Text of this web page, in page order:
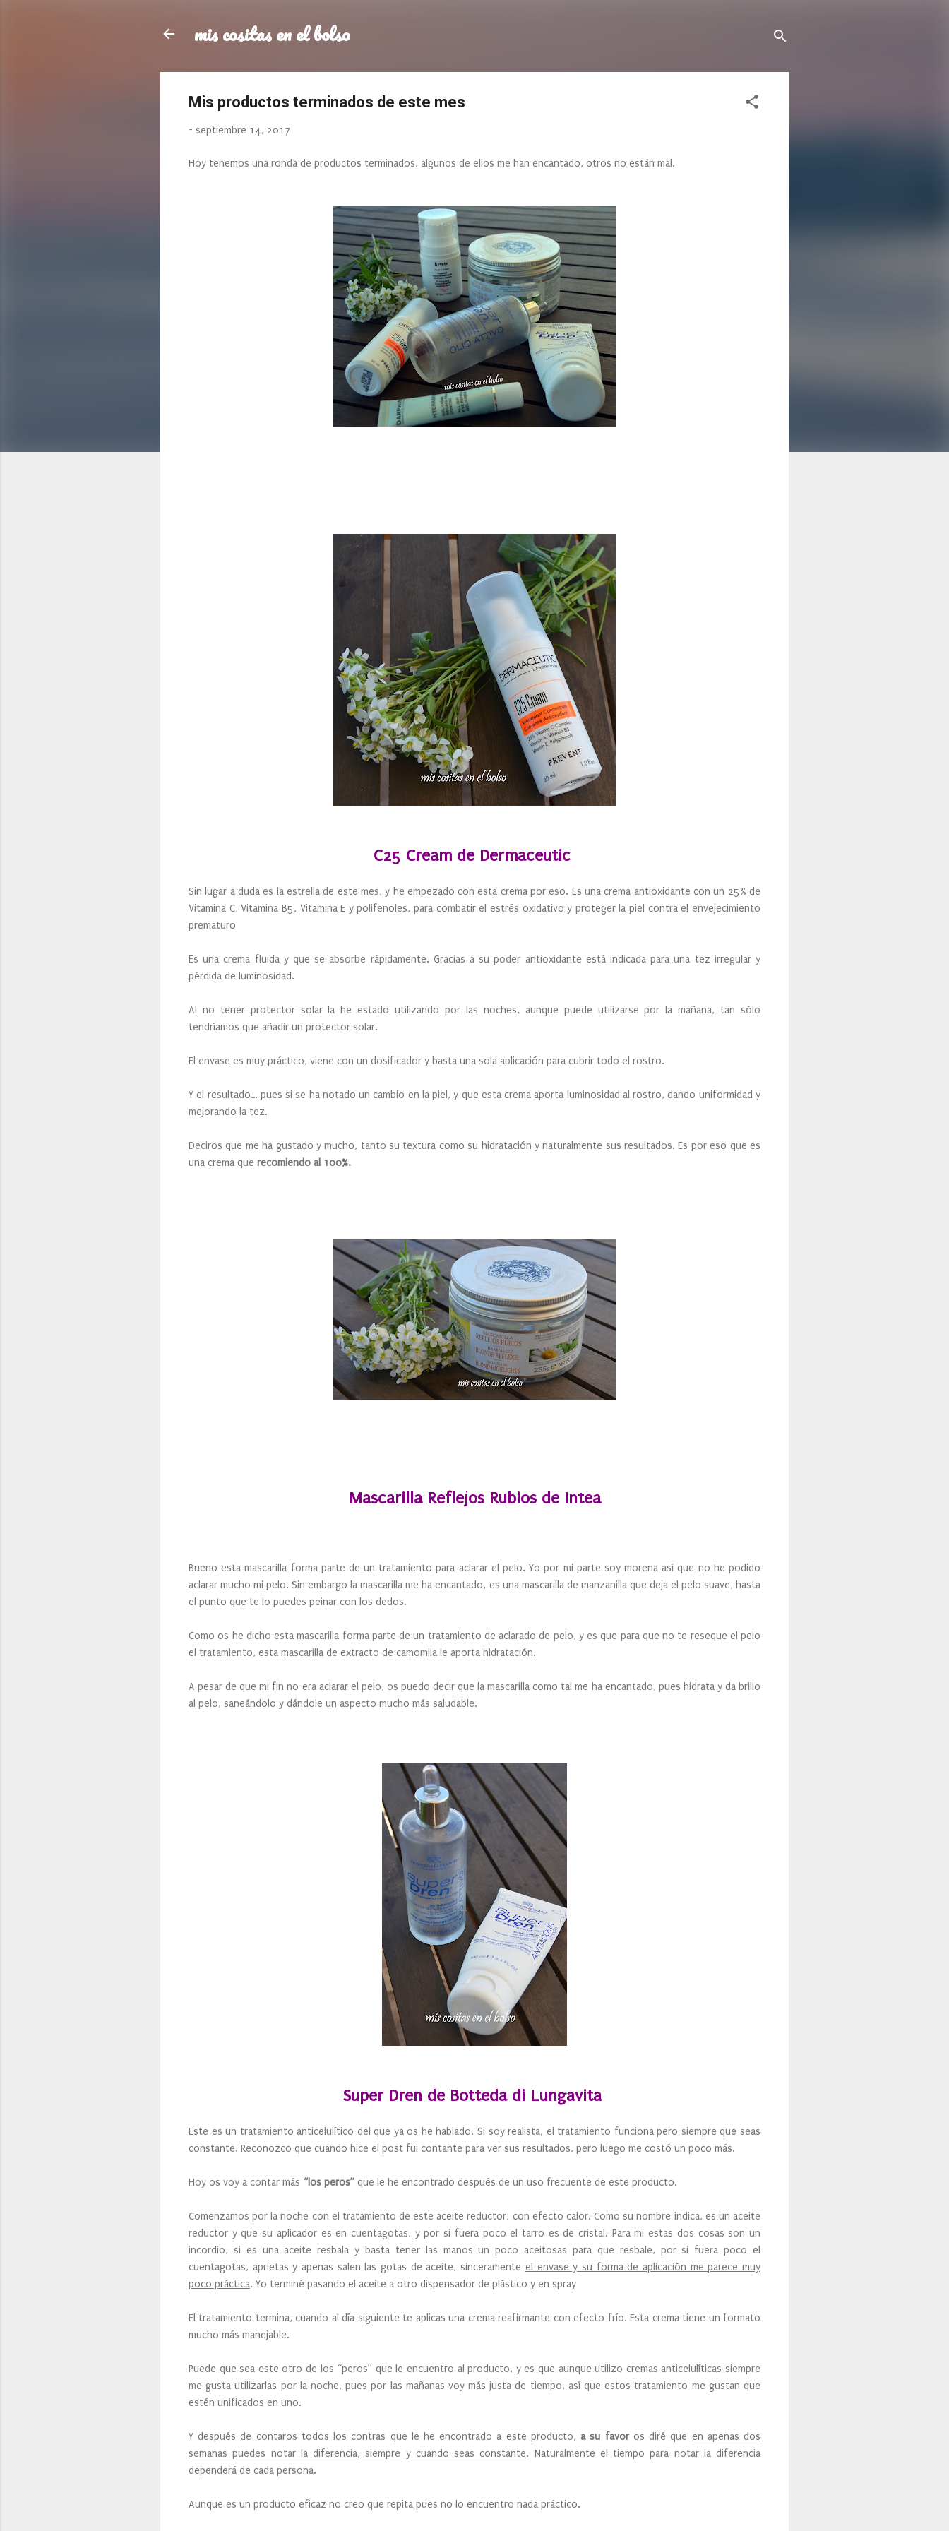
mis cositas en el bolso
Mis productos terminados de este mes
- septiembre 14, 2017
Hoy tenemos una ronda de productos terminados, algunos de ellos me han encantado, otros no están mal.
C25 Cream de Dermaceutic
Sin lugar a duda es la estrella de este mes, y he empezado con esta crema por eso. Es una crema antioxidante con un 25% de
Vitamina C, Vitamina B5, Vitamina E y polifenoles, para combatir el estrés oxidativo y proteger la piel contra el envejecimiento
prematuro
Es una crema fluida y que se absorbe rápidamente. Gracias a su poder antioxidante está indicada para una tez irregular y
pérdida de luminosidad.
Al no tener protector solar la he estado utilizando por las noches, aunque puede utilizarse por la mañana, tan sólo
tendríamos que añadir un protector solar.
El envase es muy práctico, viene con un dosificador y basta una sola aplicación para cubrir todo el rostro.
Y el resultado… pues si se ha notado un cambio en la piel, y que esta crema aporta luminosidad al rostro, dando uniformidad y
mejorando la tez.
Deciros que me ha gustado y mucho, tanto su textura como su hidratación y naturalmente sus resultados. Es por eso que es
una crema que recomiendo al 100%.
Mascarilla Reflejos Rubios de Intea
Bueno esta mascarilla forma parte de un tratamiento para aclarar el pelo. Yo por mi parte soy morena así que no he podido
aclarar mucho mi pelo. Sin embargo la mascarilla me ha encantado, es una mascarilla de manzanilla que deja el pelo suave, hasta
el punto que te lo puedes peinar con los dedos.
Como os he dicho esta mascarilla forma parte de un tratamiento de aclarado de pelo, y es que para que no te reseque el pelo
el tratamiento, esta mascarilla de extracto de camomila le aporta hidratación.
A pesar de que mi fin no era aclarar el pelo, os puedo decir que la mascarilla como tal me ha encantado, pues hidrata y da brillo
al pelo, saneándolo y dándole un aspecto mucho más saludable.
Super Dren de Botteda di Lungavita
Este es un tratamiento anticelulítico del que ya os he hablado. Si soy realista, el tratamiento funciona pero siempre que seas
constante. Reconozco que cuando hice el post fui contante para ver sus resultados, pero luego me costó un poco más.
Hoy os voy a contar más “los peros” que le he encontrado después de un uso frecuente de este producto.
Comenzamos por la noche con el tratamiento de este aceite reductor, con efecto calor. Como su nombre indica, es un aceite
reductor y que su aplicador es en cuentagotas, y por si fuera poco el tarro es de cristal. Para mi estas dos cosas son un
incordio, si es una aceite resbala y basta tener las manos un poco aceitosas para que resbale, por si fuera poco el
cuentagotas, aprietas y apenas salen las gotas de aceite, sinceramente el envase y su forma de aplicación me parece muy
poco práctica. Yo terminé pasando el aceite a otro dispensador de plástico y en spray
El tratamiento termina, cuando al día siguiente te aplicas una crema reafirmante con efecto frío. Esta crema tiene un formato
mucho más manejable.
Puede que sea este otro de los “peros” que le encuentro al producto, y es que aunque utilizo cremas anticelulíticas siempre
me gusta utilizarlas por la noche, pues por las mañanas voy más justa de tiempo, así que estos tratamiento me gustan que
estén unificados en uno.
Y después de contaros todos los contras que le he encontrado a este producto,a su favoros diré que en apenas dos
semanas puedes notar la diferencia, siempre y cuando seas constante. Naturalmente el tiempo para notar la diferencia
dependerá de cada persona.
Aunque es un producto eficaz no creo que repita pues no lo encuentro nada práctico.